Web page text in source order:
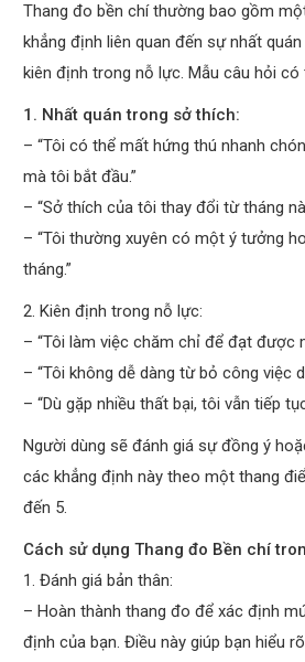
Thang đo bền chí thường bao gồm
khẳng định liên quan đến sự nhất
kiên định trong nỗ lực. Mẫu câu hỏi có
1. Nhất quán trong sở thích:
– “Tôi có thể mất hứng thú nhanh
mà tôi bắt đầu.”
– “Sở thích của tôi thay đổi từ tháng
– “Tôi thường xuyên có một ý tưởng
tháng.”
2. Kiên định trong nỗ lực:
– “Tôi làm việc chăm chỉ để đạt được
– “Tôi không dễ dàng từ bỏ công việc
– “Dù gặp nhiều thất bại, tôi vẫn tiếp
Người dùng sẽ đánh giá sự đồng ý
các khẳng định này theo một thang
đến 5.
Cách sử dụng Thang đo Bền chí
1. Đánh giá bản thân:
– Hoàn thành thang đo để xác định
định của bạn. Điều này giúp bạn hiểu